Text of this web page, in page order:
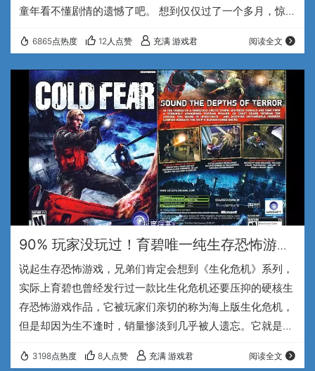
童年看不懂剧情的遗憾了吧。 想到仅仅过了一个多月，惊喜
简体中文汉化版，也正式发布了，（原发布地址请点击这
里）感谢汉化大佬又为我们奉献了一部优秀游戏的汉化版，
这下PS1上最经典的2部的《恐龙危机》作品终于全部汉化
了！ 兄弟们大家好，我是专注于怀旧游戏的UP主，充满游
戏君。这个《恐龙危机2》简体中文汉化…
6865点热度 12人点赞 充满 游戏君 阅读全文
90% 玩家没玩过！育碧唯一纯生存恐怖游
戏，当年销量惨败如今硬核封神-《极度深
寒》汉化版
说起生存恐怖游戏，兄弟们肯定会想到《生化危机》系列，
实际上育碧也曾经发行过一款比生化危机还要压抑的硬核生
存恐怖游戏作品，它被玩家们亲切的称为海上版生化危机，
但是却因为生不逢时，销量惨淡到几乎被人遗忘。它就是21
我是专注于怀旧游戏的UP主，充满游戏君。 2005年3月，
3198点热度 8人点赞 充满 游戏君 阅读全文